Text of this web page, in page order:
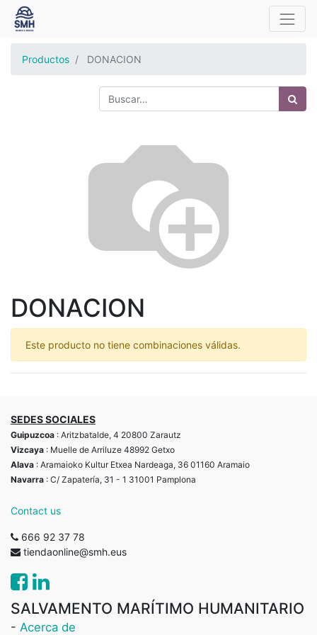
Productos DONACION
DONACION
Este producto no tiene combinaciones válidas.
SEDES SOCIALES
Guipuzcoa : Aritzbatalde, 4 20800 Zarautz
Vizcaya : Muelle de Arriluze 48992 Getxo
Alava : Aramaioko Kultur Etxea Nardeaga, 36 01160 Aramaio
Navarra : C/ Zapatería, 31 - 1 31001 Pamplona
Contact us
666 92 37 78
tiendaonline@smh.eus
SALVAMENTO MARÍTIMO HUMANITARIO
- Acerca de